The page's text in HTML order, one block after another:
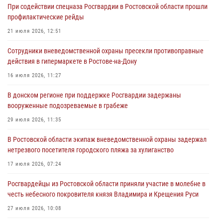
21 июля 2026, 12:51
В Ростовской области экипаж вневедомственной охраны задержал
17 июля 2026, 07:24
Сотрудники вневедомственной охраны пресекли противоправные
16 июля 2026, 11:27
Конкурс профессионального мастерства взрывотехников прошел в
При содействии спецназа Росгвардии в Ростовской области прошли
профилактические рейды
21 июля 2026, 12:51
Сотрудники вневедомственной охраны пресекли противоправные
действия в гипермаркете в Ростове-на-Дону
16 июля 2026, 11:27
В донском регионе при поддержке Росгвардии задержаны
вооруженные подозреваемые в грабеже
29 июля 2026, 11:35
В Ростовской области экипаж вневедомственной охраны задержал
нетрезвого посетителя городского пляжа за хулиганство
17 июля 2026, 07:24
Росгвардейцы из Ростовской области приняли участие в молебне в
честь небесного покровителя князя Владимира и Крещения Руси
27 июля 2026, 10:08